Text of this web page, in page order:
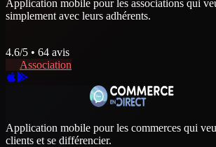
Application mobile pour les associations qui
simplement avec leurs adhérents.
4.6/5 • 64 avis
Association
Application mobile pour les commerces qui
clients et se différencier.